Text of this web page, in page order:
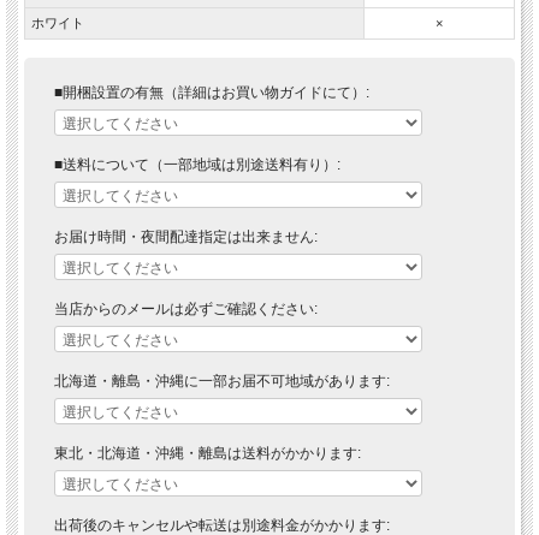
ホワイト ×
■開梱設置の有無（詳細はお買い物ガイドにて）:
■送料について（一部地域は別途送料有り）:
お届け時間・夜間配達指定は出来ません:
当店からのメールは必ずご確認ください:
北海道・離島・沖縄に一部お届不可地域があります:
東北・北海道・沖縄・離島は送料がかかります:
出荷後のキャンセルや転送は別途料金がかかります: